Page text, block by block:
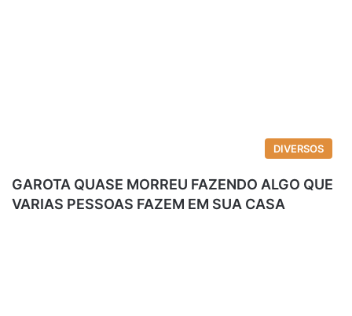
DIVERSOS
GAROTA QUASE MORREU FAZENDO ALGO QUE
VARIAS PESSOAS FAZEM EM SUA CASA